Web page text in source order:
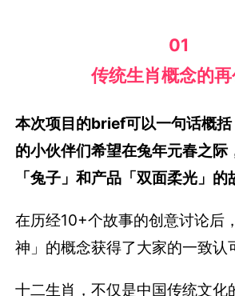
01
传统生肖概念的
本次项目的brief可以一句话概
的小伙伴们希望在兔年元春之际
「兔子」和产品「双面柔光」的
在历经10+个故事的创意讨论后
神」的概念获得了大家的一致认
十二生肖，不仅是中国传统文化